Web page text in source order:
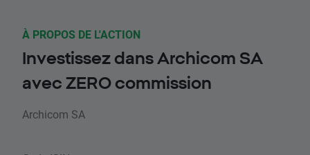
À PROPOS DE L'ACTION
Investissez dans Archicom SA
avec ZERO commission
Archicom SA